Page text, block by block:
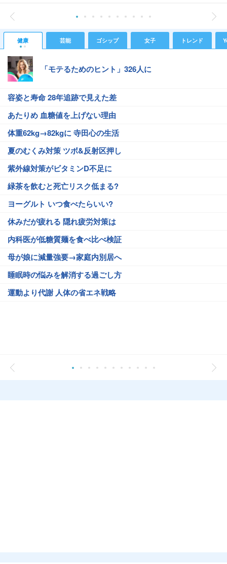
健康 芸能 ゴシップ 女子 トレンド
「モテるためのヒント」326人に
容姿と寿命 28年追跡で見えた差
あたりめ 血糖値を上げない理由
体重62kg→82kgに 寺田心の生活
夏のむくみ対策 ツボ&反射区押し
紫外線対策がビタミンD不足に
緑茶を飲むと死亡リスク低まる?
ヨーグルト いつ食べたらいい?
休みだが疲れる 隠れ疲労対策は
内科医が低糖質麺を食べ比べ検証
母が娘に減量強要→家庭内別居へ
睡眠時の悩みを解消する過ごし方
運動より代謝 人体の省エネ戦略